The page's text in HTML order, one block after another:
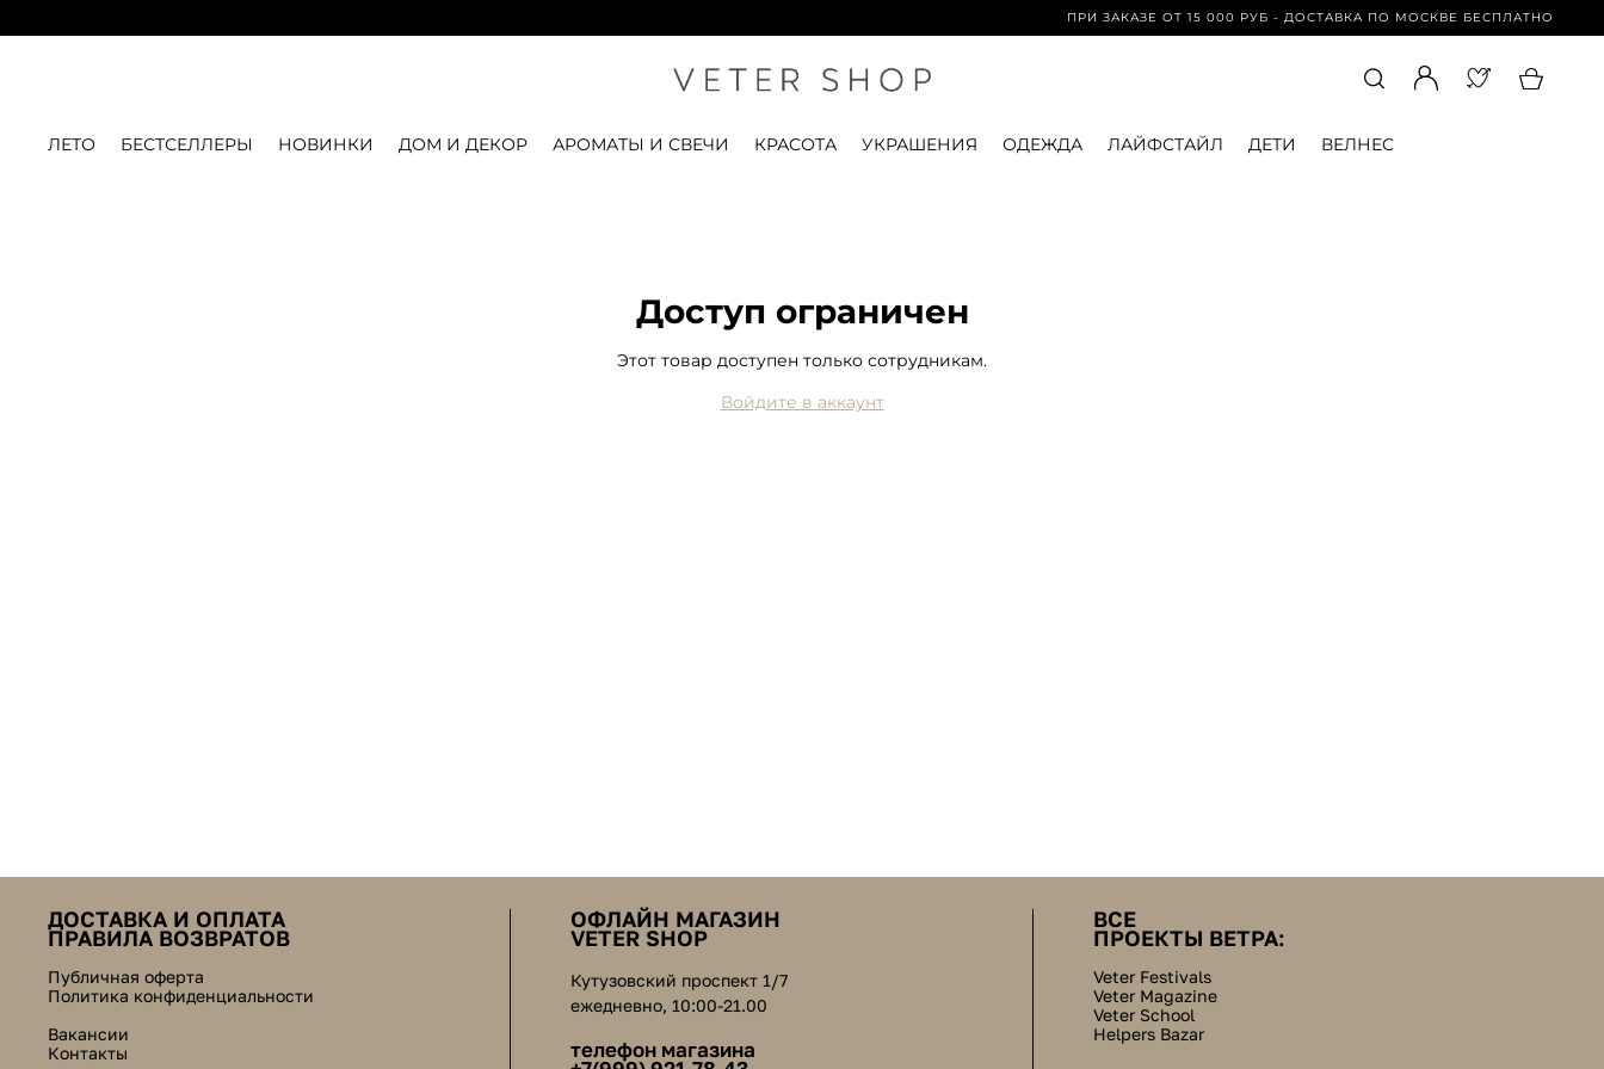
ПРИ ЗАКАЗЕ ОТ 15 000 РУБ - ДОСТАВКА ПО МОСКВЕ БЕСПЛАТНО | ПРИ
ЛЕТО БЕСТСЕЛЛЕРЫ НОВИНКИ ДОМ И ДЕКОР АРОМАТЫ И СВЕЧИ КРАСОТА УКРАШЕНИЯ ОДЕЖДА ЛАЙФСТАЙЛ ДЕТИ ВЕЛНЕС
Доступ ограничен
Этот товар доступен только сотрудникам.
Войдите в аккаунт
ДОСТАВКА И ОПЛАТА
ПРАВИЛА ВОЗВРАТОВ
Публичная оферта
Политика конфиденциальности
Вакансии
Контакты
ОФЛАЙН МАГАЗИН
VETER SHOP
Кутузовский проспект 1/7
ежедневно, 10:00-21.00
телефон магазина
ВСЕ
ПРОЕКТЫ ВЕТРА:
Veter Festivals
Veter Magazine
Veter School
Helpers Bazar